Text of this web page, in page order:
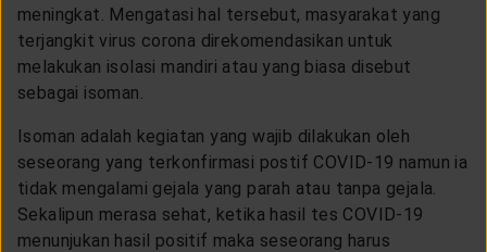
meningkat. Mengatasi hal tersebut, masyarakat yang
terjangkit virus corona direkomendasikan untuk
melakukan isolasi mandiri atau yang biasa disebut
sebagai isoman.
Isoman adalah kegiatan yang wajib dilakukan oleh
seseorang yang terkonfirmasi postif COVID-19 namun ia
tidak mengalami gejala yang parah atau tanpa gejala.
Sekalipun merasa sehat, ketika hasil tes COVID-19
menunjukan hasil positif maka seseorang harus
OUR SOLUTION
CUSTOMER SERVICE
ARTICLE & NEWS